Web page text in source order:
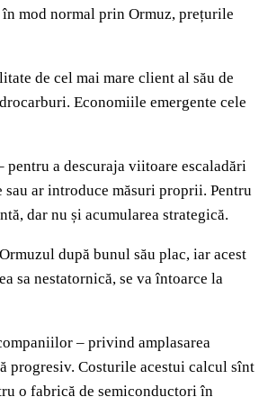
mod normal prin Ormuz, prețurile
de cel mai mare client al său de
Economiile emergente cele
a descuraja viitoare escaladări
ar introduce măsuri proprii. Pentru
dar nu și acumularea strategică.
după bunul său plac, iar acest
sa nestatornică, se va întoarce la
– privind amplasarea
progresiv. Costurile acestui calcul sînt
o fabrică de semiconductori în